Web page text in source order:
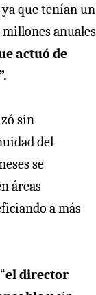
que tenían un
anuales
actuó de
sin
del
se
áreas
a más
el director